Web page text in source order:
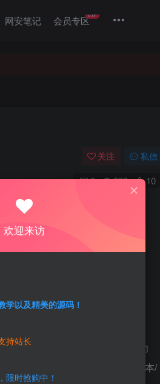
网安笔记 会员专区VIP
关注 私信
0 833 10
二次开发。
同时增加了完整的云存储管理功
式文件链接和图片/markdown/文本/
欢迎来访
学以及精美的源码！
持站长
限时抢购中！